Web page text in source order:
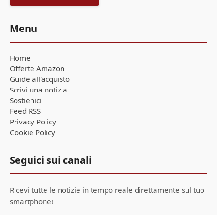
Menu
Home
Offerte Amazon
Guide all'acquisto
Scrivi una notizia
Sostienici
Feed RSS
Privacy Policy
Cookie Policy
Seguici sui canali
Ricevi tutte le notizie in tempo reale direttamente sul tuo
smartphone!